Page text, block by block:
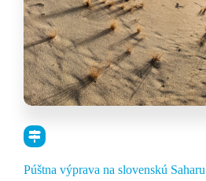
Púštna výprava na slovenskú Saharu